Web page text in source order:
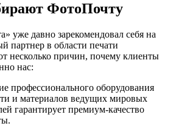
ФотоПочту
уже давно зарекомендовал себя на
партнер в области печати
несколько причин, почему клиенты
нас:
профессионального оборудования
и материалов ведущих мировых
гарантирует премиум-качество